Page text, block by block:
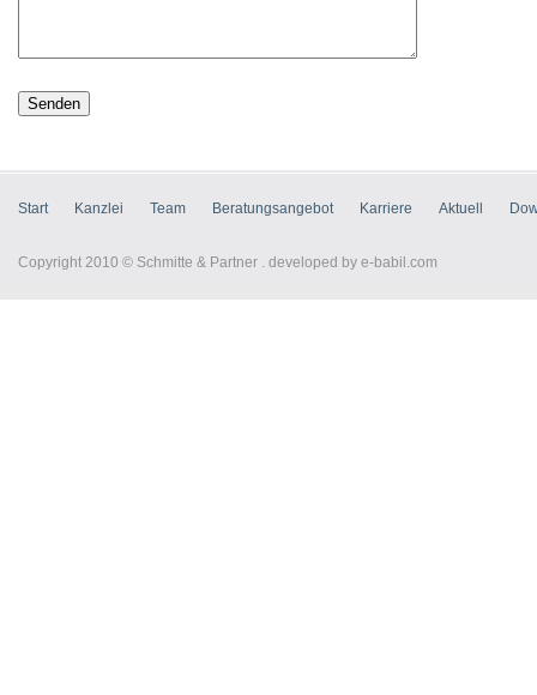
Start Kanzlei Team Beratungsangebot Karriere Aktuell
Copyright 2010 © Schmitte & Partner . developed by e-babil.com